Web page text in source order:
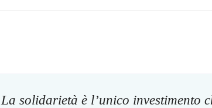
La solidarietà è l’unico investimento